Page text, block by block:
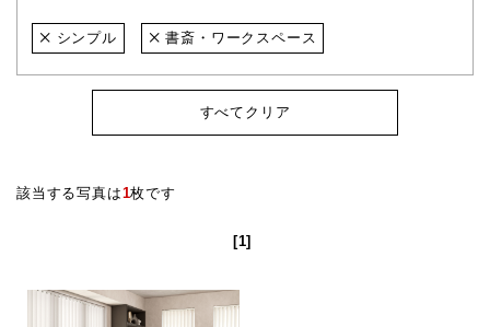
シンプル 書斎・ワークスペース
すべてクリア
該当する写真は1枚です
[1]